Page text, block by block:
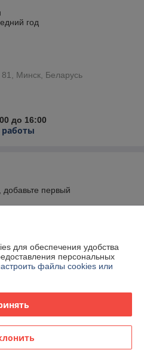
год
Минск, Беларусь
до 16:00
работы
добавьте первый
для обеспечения удобства
персональных
файлы cookies или